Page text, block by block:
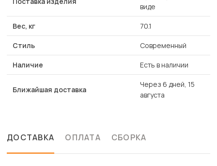
виде
Вес, кг 70.1
Стиль Современный
Наличие Есть в наличии
Ближайшая доставка
Через 6 дней, 15
августа
ДОСТАВКА ОПЛАТА СБОРКА